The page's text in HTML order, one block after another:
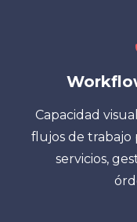
Capacidad
flujos de trabajo
servicios,